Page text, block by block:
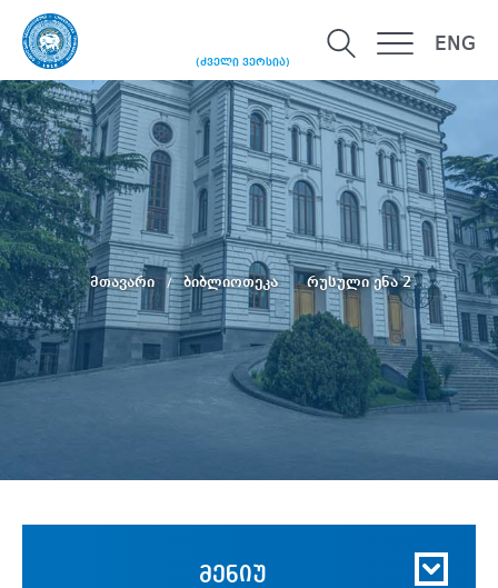
(ძველი ვერსია)
ENG
მთავარი ბიბლიოთეკა რუსული ენა 2
მენიუ